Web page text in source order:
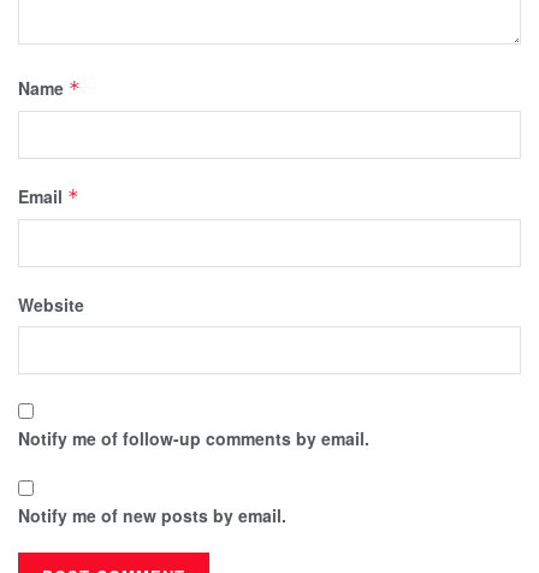
Name *
Email *
Website
Notify me of follow-up comments by email.
Notify me of new posts by email.